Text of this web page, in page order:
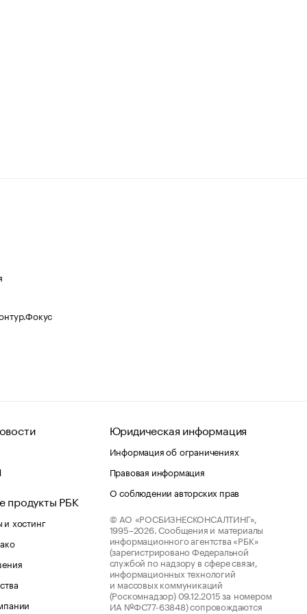
продукты РБК
хостинг
Юридическая информация
Информация об ограничениях
Правовая информация
О соблюдении авторских прав
© АО «РОСБИЗНЕСКОНСАЛТИНГ»,
1995–2026. Сообщения и материалы
информационного агентства «РБК»
(зарегистрировано Федеральной
службой по надзору в сфере связи,
информационных технологий
и массовых коммуникаций
(Роскомнадзор) 09.12.2015 за номером
ИА №ФС77-63848) сопровождаются